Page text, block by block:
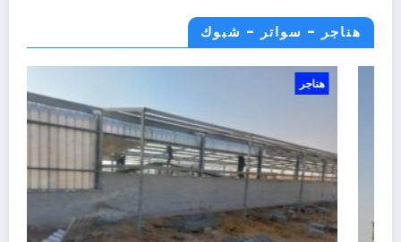
هناجر - سواتر - شبوك